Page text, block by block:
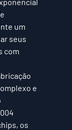
um
seus
com
e
os